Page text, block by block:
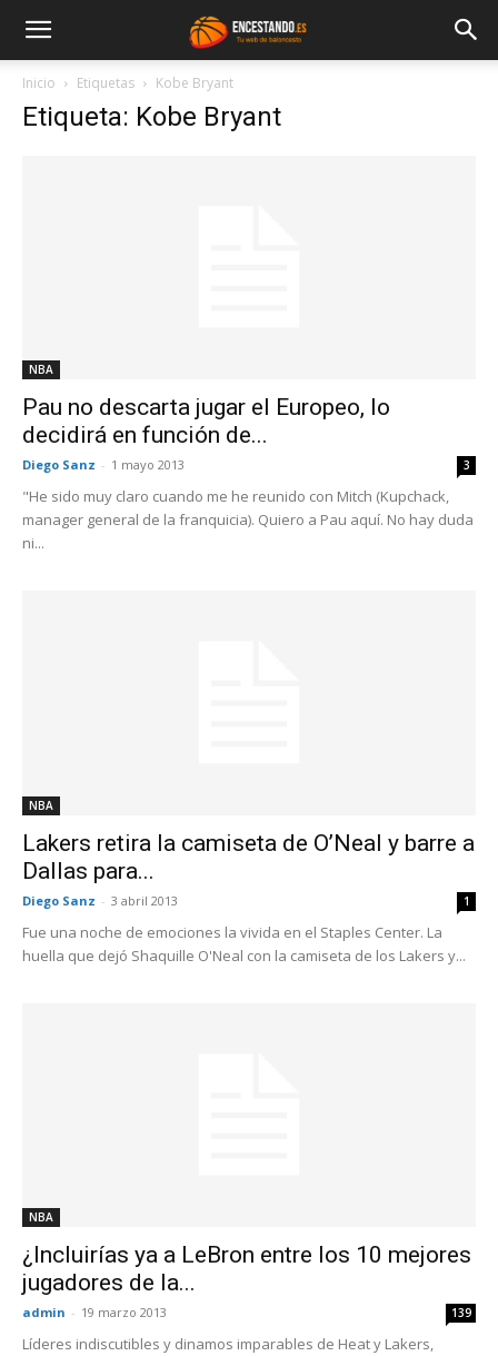
Inicio Etiquetas Kobe Bryant
Etiqueta: Kobe Bryant
NBA
Pau no descarta jugar el Europeo, lo
decidirá en función de...
Diego Sanz - 1 mayo 2013 3
"He sido muy claro cuando me he reunido con Mitch (Kupchack,
manager general de la franquicia). Quiero a Pau aquí. No hay duda
ni...
NBA
Lakers retira la camiseta de O’Neal y barre a
Dallas para...
Diego Sanz - 3 abril 2013 1
Fue una noche de emociones la vivida en el Staples Center. La
huella que dejó Shaquille O'Neal con la camiseta de los Lakers y...
NBA
¿Incluirías ya a LeBron entre los 10 mejores
jugadores de la...
admin - 19 marzo 2013 139
Líderes indiscutibles y dinamos imparables de Heat y Lakers,